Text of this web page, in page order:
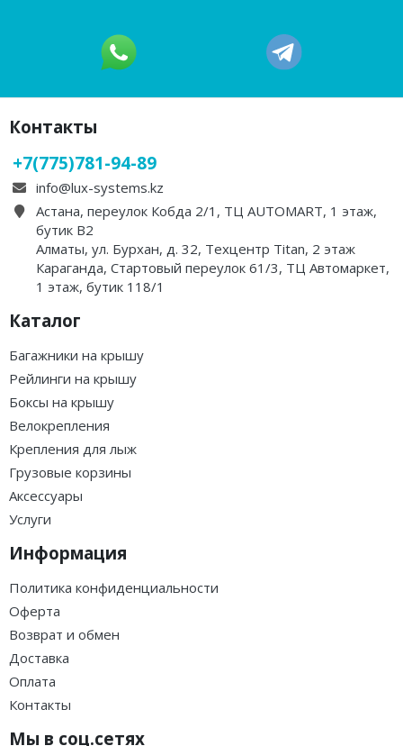
Контакты
+7(775)781-94-89
info@lux-systems.kz
Астана, переулок Кобда 2/1, ТЦ AUTOMART, 1 этаж,
бутик B2
Алматы, ул. Бурхан, д. 32, Техцентр Titan, 2 этаж
Караганда, Стартовый переулок 61/3, ТЦ Автомаркет,
1 этаж, бутик 118/1
Каталог
Багажники на крышу
Рейлинги на крышу
Боксы на крышу
Велокрепления
Крепления для лыж
Грузовые корзины
Аксессуары
Услуги
Информация
Политика конфиденциальности
Оферта
Возврат и обмен
Доставка
Оплата
Контакты
Мы в соц.сетях